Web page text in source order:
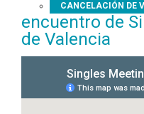
CANCELACIÓN DE
encuentro de
de Valencia